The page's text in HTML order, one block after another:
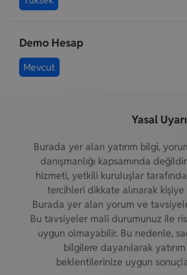
Demo Hesap
Mevcut
Yasal Uyarı
Burada yer alan yatırım bilgi,
danışmanlığı kapsamında
hizmeti, yetkili kuruluşlar
tercihleri dikkate alınarak kişiye
Burada yer alan yorum ve
Bu tavsiyeler mali durumunuz ile
uygun olmayabilir. Bu nedenle,
bilgilere dayanılarak
beklentilerinize uygun